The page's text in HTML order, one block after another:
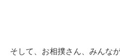
そして、お相撲さん、みんな